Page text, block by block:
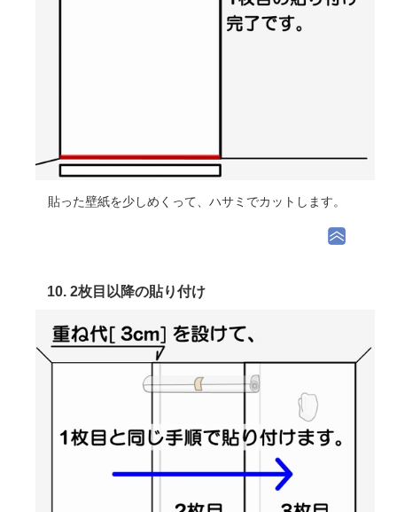
貼った壁紙を少しめくって、ハサミでカットします。
10. 2枚目以降の貼り付け